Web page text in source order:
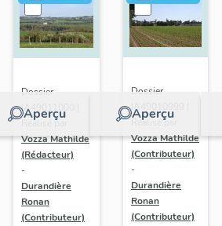
Aperçu
Dossier
IA49011000 |
Réalisé par
Vozza Mathilde
(Rédacteur)
-
Durandière
Ronan
(Contributeur)
Aperçu
Dossier
IA49010999 |
Réalisé par
Vozza Mathilde
(Contributeur)
-
Durandière
Ronan
(Contributeur)